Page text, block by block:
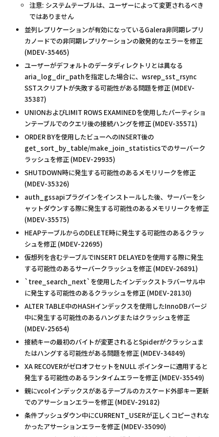
注意: システムテーブルは、ユーザーによって変更されるべき
ではありません
並列レプリケーションが有効になっているGalera非同期レプリ
カノードでの非同期レプリケーションの散発的なエラーを修正
(MDEV-35465)
ユーザーがデフォルトのデータディレクトリとは異なる
aria_log_dir_pathを指定した場合に、wsrep_sst_rsync
SSTスクリプトが失敗する可能性がある問題を修正 (MDEV-
35387)
UNIONおよびLIMIT ROWS EXAMINEDを使用したパーティショ
ンテーブルでのクエリ後の接続ハングを修正 (MDEV-35571)
ORDER BYを使用したビューへのINSERT後の
get_sort_by_table/make_join_statisticsでのサーバーク
ラッシュを修正 (MDEV-29935)
SHUTDOWN時に発生する可能性のあるメモリリークを修正
(MDEV-35326)
auth_gssapiプラグインをインストールした後、サーバーをシ
ャットダウンする際に発生する可能性のあるメモリリークを修正
(MDEV-35575)
HEAPテーブルからのDELETE時に発生する可能性のあるクラッ
シュを修正 (MDEV-22695)
仮想列を含むテーブルでINSERT DELAYEDを使用する際に発生
する可能性のあるサーバークラッシュを修正 (MDEV-26891)
`tree_search_next`を使用したインデックストラバーサル中
に発生する可能性のあるクラッシュを修正 (MDEV-28130)
ALTER TABLE中のHASHインデックスを使用したInnoDBパージ
中に発生する可能性のあるハングまたはクラッシュを修正
(MDEV-25654)
接続キーの最初のバイトが変更されるとSpiderがクラッシュま
たはハングする可能性がある問題を修正 (MDEV-34849)
XA RECOVERがゼロオフセットをNULL ポインターに適用すると
発生する可能性のあるランタイムエラーを修正 (MDEV-35549)
親にvcolインデックスがあるテーブルのカスケード外部キー更新
でのアサーションエラーを修正 (MDEV-29182)
条件プッシュダウン中にCURRENT_USERが正しくコピーされな
かったアサーションエラーを修正 (MDEV-35090)